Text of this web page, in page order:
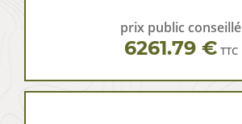
prix public conseillé
6261.79 € TTC